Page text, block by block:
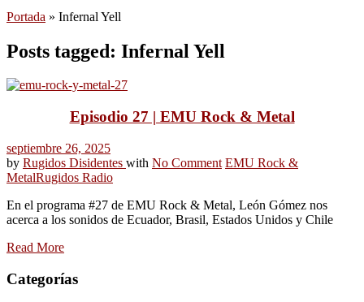
Portada » Infernal Yell
Posts tagged: Infernal Yell
Episodio 27 | EMU Rock & Metal
septiembre 26, 2025
by Rugidos Disidentes with No Comment EMU Rock &
MetalRugidos Radio
En el programa #27 de EMU Rock & Metal, León Gómez nos
acerca a los sonidos de Ecuador, Brasil, Estados Unidos y Chile
Read More
Categorías